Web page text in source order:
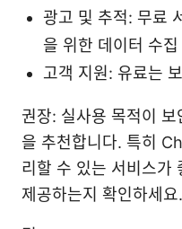
광고 및 추적: 무료
을 위한 데이터 수집
고객 지원: 유료는
권장: 실사용 목적이
을 추천합니다. 특히
리할 수 있는 서비스가
제공하는지 확인하세요.